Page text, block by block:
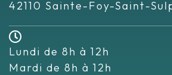
42110 Sainte-Foy-Saint-
Lundi de 8h à 12h
Mardi de 8h à 12h